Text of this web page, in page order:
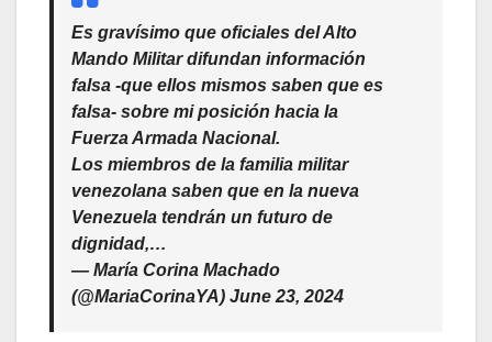
Es gravísimo que oficiales del Alto
Mando Militar difundan información
falsa -que ellos mismos saben que es
falsa- sobre mi posición hacia la
Fuerza Armada Nacional.
Los miembros de la familia militar
venezolana saben que en la nueva
Venezuela tendrán un futuro de
dignidad,…
— María Corina Machado
(@MariaCorinaYA) June 23, 2024